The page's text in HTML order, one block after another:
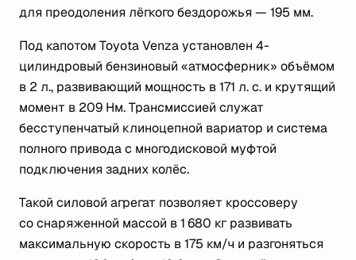
для преодоления лёгкого бездорожья — 195 мм.
Под капотом Toyota Venza установлен 4-
цилиндровый бензиновый «атмосферник» объёмом
в 2 л., развивающий мощность в 171 л. с. и крутящий
момент в 209 Нм. Трансмиссией служат
бесступенчатый клиноцепной вариатор и система
полного привода с многодисковой муфтой
подключения задних колёс.
Такой силовой агрегат позволяет кроссоверу
со снаряженной массой в 1 680 кг развивать
максимальную скорость в 175 км/ч и разгоняться